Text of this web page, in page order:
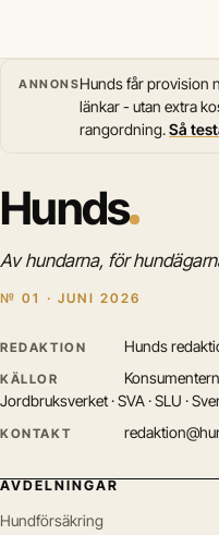
ANNONSHunds får provision
länkar - utan extra
rangordning.Så
Hunds
Av hundarna, för
№ 01 · JUNI 2026
REDAKTION Hunds
KÄLLOR
Jordbruksverket · SVA · SLU ·
KONTAKT
AVDELNINGAR
Hundförsäkring